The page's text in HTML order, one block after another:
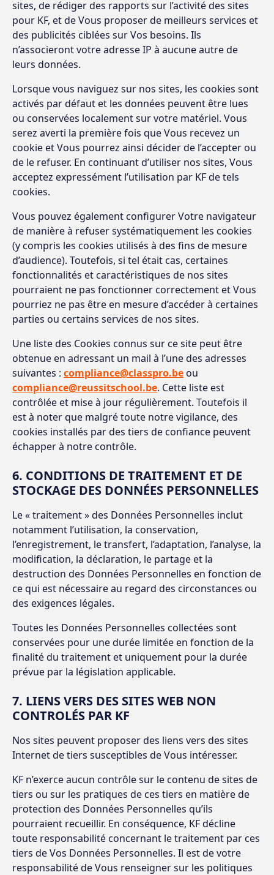
sites, de rédiger des rapports sur l’activité des sites
pour KF, et de Vous proposer de meilleurs services et
des publicités ciblées sur Vos besoins. Ils
n’associeront votre adresse IP à aucune autre de
leurs données.
Lorsque vous naviguez sur nos sites, les cookies sont
activés par défaut et les données peuvent être lues
ou conservées localement sur votre matériel. Vous
serez averti la première fois que Vous recevez un
cookie et Vous pourrez ainsi décider de l’accepter ou
de le refuser. En continuant d’utiliser nos sites, Vous
acceptez expressément l’utilisation par KF de tels
cookies.
Vous pouvez également configurer Votre navigateur
de manière à refuser systématiquement les cookies
(y compris les cookies utilisés à des fins de mesure
d’audience). Toutefois, si tel était cas, certaines
fonctionnalités et caractéristiques de nos sites
pourraient ne pas fonctionner correctement et Vous
pourriez ne pas être en mesure d’accéder à certaines
parties ou certains services de nos sites.
Une liste des Cookies connus sur ce site peut être
obtenue en adressant un mail à l’une des adresses
suivantes : compliance@classpro.beou
compliance@reussitschool.be. Cette liste est
contrôlée et mise à jour régulièrement. Toutefois il
est à noter que malgré toute notre vigilance, des
cookies installés par des tiers de confiance peuvent
échapper à notre contrôle.
6. CONDITIONS DE TRAITEMENT ET DE
STOCKAGE DES DONNÉES PERSONNELLES
Le « traitement » des Données Personnelles inclut
notamment l’utilisation, la conservation,
l’enregistrement, le transfert, l’adaptation, l’analyse, la
modification, la déclaration, le partage et la
destruction des Données Personnelles en fonction de
ce qui est nécessaire au regard des circonstances ou
des exigences légales.
Toutes les Données Personnelles collectées sont
conservées pour une durée limitée en fonction de la
finalité du traitement et uniquement pour la durée
prévue par la législation applicable.
7. LIENS VERS DES SITES WEB NON
CONTROLÉS PAR KF
Nos sites peuvent proposer des liens vers des sites
Internet de tiers susceptibles de Vous intéresser.
KF n’exerce aucun contrôle sur le contenu de sites de
tiers ou sur les pratiques de ces tiers en matière de
protection des Données Personnelles qu’ils
pourraient recueillir. En conséquence, KF décline
toute responsabilité concernant le traitement par ces
tiers de Vos Données Personnelles. Il est de votre
responsabilité de Vous renseigner sur les politiques